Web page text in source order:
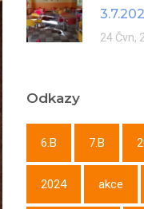
24 Čvn,
Odkazy
6.B 7.B
2024 akce